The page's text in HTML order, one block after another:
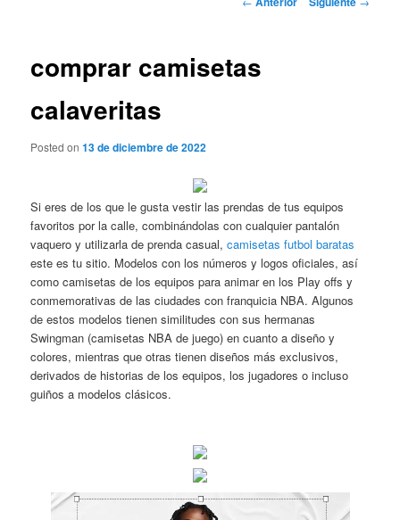
comprar camisetas
calaveritas
Posted on13 de diciembre de 2022
Si eres de los que le gusta vestir las prendas de tus equipos
favoritos por la calle, combinándolas con cualquier pantalón
vaquero y utilizarla de prenda casual,camisetas futbol baratas
este es tu sitio. Modelos con los números y logos oficiales, así
como camisetas de los equipos para animar en los Play offs y
conmemorativas de las ciudades con franquicia NBA. Algunos
de estos modelos tienen similitudes con sus hermanas
Swingman (camisetas NBA de juego) en cuanto a diseño y
colores, mientras que otras tienen diseños más exclusivos,
derivados de historias de los equipos, los jugadores o incluso
guiños a modelos clásicos.